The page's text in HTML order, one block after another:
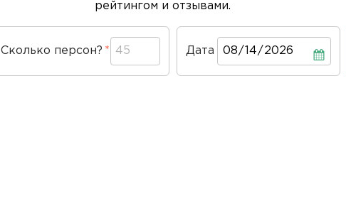
рейтингом и отзывами.
Сколько персон? Дата Дата